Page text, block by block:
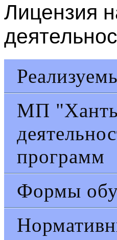
Лицензия
МП
программ
Формы